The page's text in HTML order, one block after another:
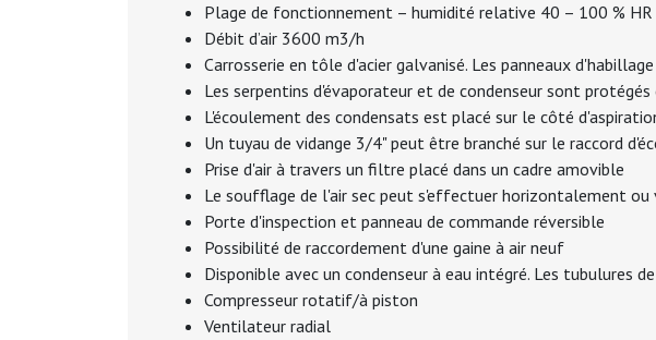
Plage de fonctionnement – humidité relative 40 – 100 % HR
Débit d’air 3600 m3/h
Carrosserie en tôle d'acier galvanisé. Les panneaux
Les serpentins d'évaporateur et de condenseur sont
L'écoulement des condensats est placé sur le côté
Un tuyau de vidange 3/4" peut être branché sur le raccord
Prise d'air à travers un filtre placé dans un cadre amovible
Le soufflage de l'air sec peut s'effectuer horizontalement
Porte d'inspection et panneau de commande réversible
Possibilité de raccordement d'une gaine à air neuf
Disponible avec un condenseur à eau intégré. Les tubulures
Compresseur rotatif/à piston
Ventilateur radial